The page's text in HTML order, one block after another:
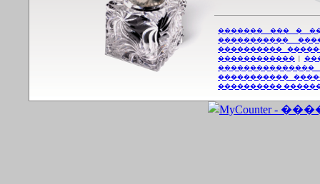
������� ��� �
�����������
����������
������������
�����������
����������